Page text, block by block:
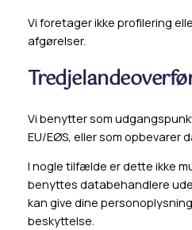
Vi foretager ikke profilering
afgørelser.
Vi benytter som
EU/EØS, eller som opbevarer
I nogle tilfælde er dette ikke
benyttes databehandlere
kan give dine
beskyttelse.